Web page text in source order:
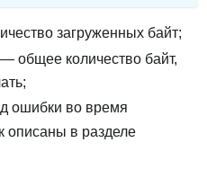
загруженных байт;
— общее количество байт,
;
ошибки во время
описаны в разделе